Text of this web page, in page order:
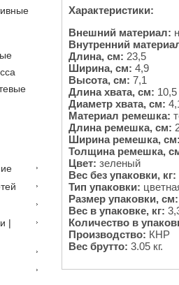
Характеристики:
Внешний материал:
Внутренний
Длина, см: 23,5
Ширина, см: 4,9
Высота, см: 7,1
Длина хвата, см: 10,5
Диаметр хвата, см:
Материал ремешка:
Длина ремешка, см:
Ширина ремешка,
Толщина ремешка,
Цвет: зеленый
Вес без упаковки, кг:
Тип упаковки:
Размер упаковки, см:
Вес в упаковке, кг:
Количество в
Производство: КНР
Вес брутто: 3.05 кг.
|